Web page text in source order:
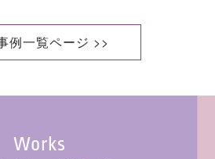
例一覧ページ >>
Works